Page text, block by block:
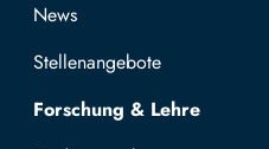
News
Stellenangebote
Forschung & Lehre